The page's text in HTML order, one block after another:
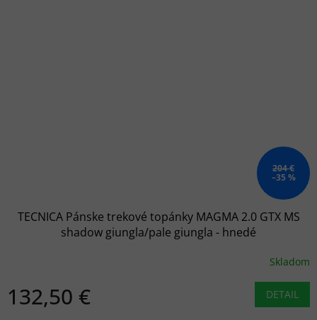
204 €
–35 %
TECNICA Pánske trekové topánky MAGMA 2.0 GTX MS
shadow giungla/pale giungla - hnedé
Skladom
132,50 € DETAIL